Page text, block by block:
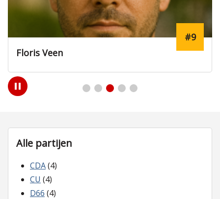
Floris Veen
#9
Play
/
Alle partijen
CDA(4)
CU (4)
D66 (4)